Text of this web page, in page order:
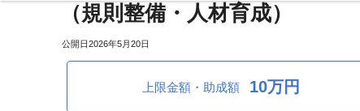
（規則整備・人材育成）
2026年5月20日
上限金額・助成額 10万円